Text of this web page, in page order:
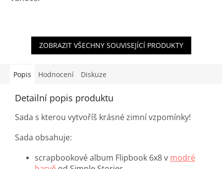
ZOBRAZIT VŠECHNY SOUVISEJÍCÍ PRODUKTY
Popis Hodnocení Diskuze
Detailní popis produktu
Sada s kterou vytvoříš krásné zimní vzpomínky!
Sada obsahuje:
scrapbookové album Flipbook 6x8 v modré